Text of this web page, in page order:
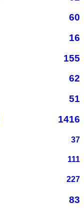
60
16
155
62
51
1416
37
111
227
83